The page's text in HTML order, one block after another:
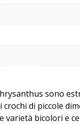
sono
di piccole
bicolori e